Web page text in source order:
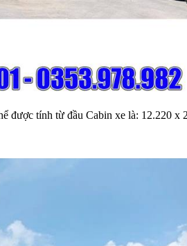
được tính từ đầu Cabin xe là: 12.220 x